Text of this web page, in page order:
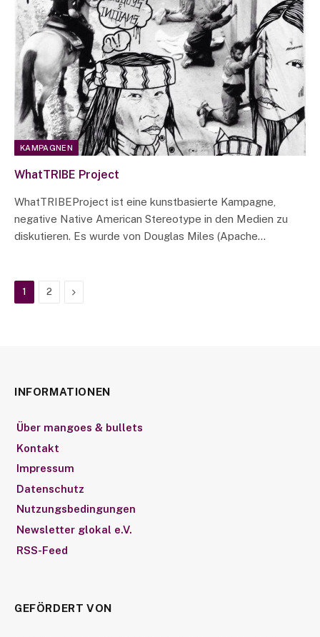
KAMPAGNEN
WhatTRIBE Project
WhatTRIBEProject ist eine kunstbasierte Kampagne,
negative Native American Stereotype in den Medien zu
diskutieren. Es wurde von Douglas Miles (Apache…
1 2 Next
INFORMATIONEN
Über mangoes & bullets
Kontakt
Impressum
Datenschutz
Nutzungsbedingungen
Newsletter glokal e.V.
RSS-Feed
GEFÖRDERT VON